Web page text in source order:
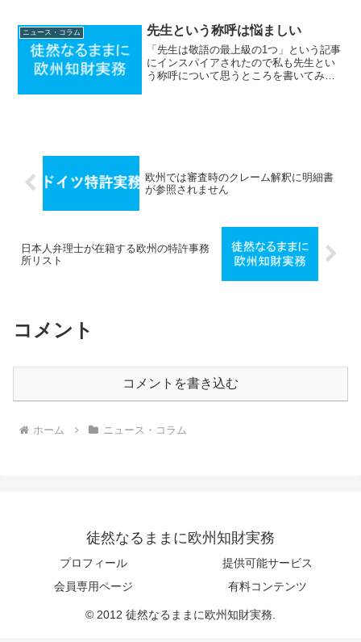
ニュース・コラム 先生という称呼は悩ましい
「先生は敬語の最上級の1つ」という記事
にインスパイアされたので私も先生とい
う称呼について思うところを書いてみた
欧州では審査時のクレーム解釈に明細書
が参照されません
日本人弁理士が在籍する欧州の特許事務
所リスト
コメント
コメントを書き込む
ホーム ニュース・コラム
徒然なるままに欧州知財実務
プロフィール
提供可能サービス
会員専用ページ
有料コンテンツ
© 2012 徒然なるままに欧州知財実務.